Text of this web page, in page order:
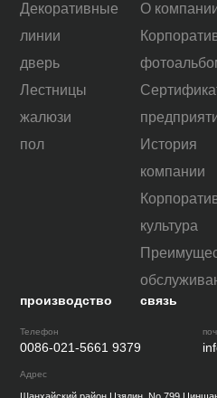
Декоративные
линии
дверь
Лестницы
жалюзи
пол
О
История
компании
культура
производство связь
Телефон
0086-021-5661 9379
Адрес